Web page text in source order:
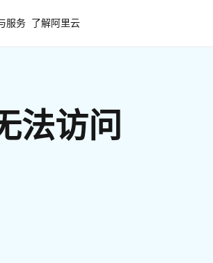
服务 了解阿里云
法访问